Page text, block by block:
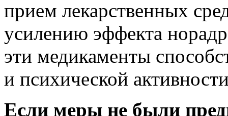
прием лекарственных
усилению эффекта
эти медикаменты
и психической
Если меры не были